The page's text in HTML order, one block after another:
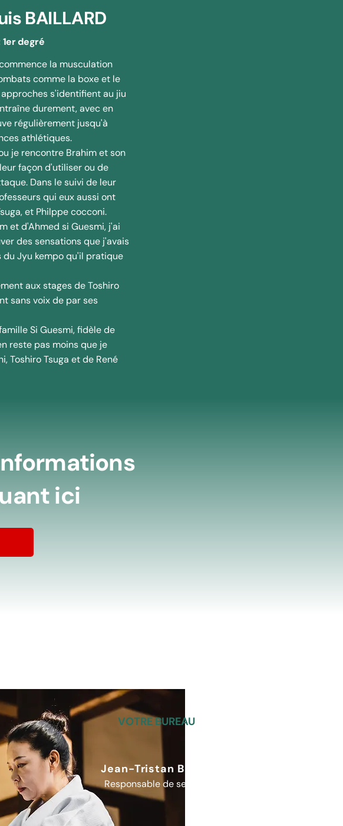
BAILLARD
la musculation
comme la boxe et le
s'identifient au jiu
durement, avec en
régulièrement jusqu'à
athlétiques.
je rencontre Brahim et son
façon d'utiliser ou de
Dans le suivi de leur
qui eux aussi ont
et Philppe cocconi.
et d'Ahmed si Guesmi, j'ai
des sensations que j'avais
Jyu kempo qu'il pratique
aux stages de Toshiro
sans voix de par ses
Si Guesmi, fidèle de
reste pas moins que je
Toshiro Tsuga et de René
degré
ici
VOTRE BUREAU​
Jean-Tristan Buey,
Responsable de section